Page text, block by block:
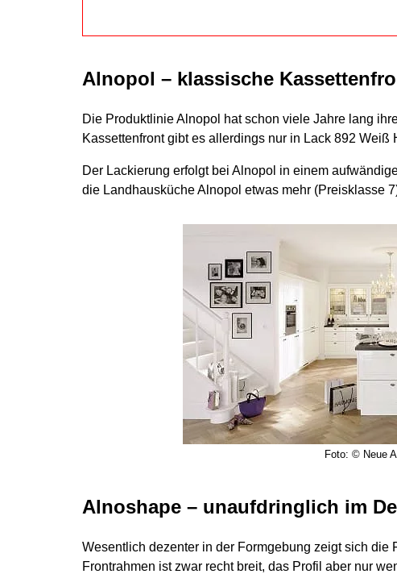
Alnopol – klassische
Die Produktlinie Alnopol hat schon viele Jahre lang
Kassettenfront gibt es allerdings nur in Lack 892 Weiß
Der Lackierung erfolgt bei Alnopol in einem
die Landhausküche Alnopol etwas mehr (Preisklasse
Foto: © Neue
Alnoshape – unaufdringlich im
Wesentlich dezenter in der Formgebung zeigt sich die
Frontrahmen ist zwar recht breit, das Profil aber nur